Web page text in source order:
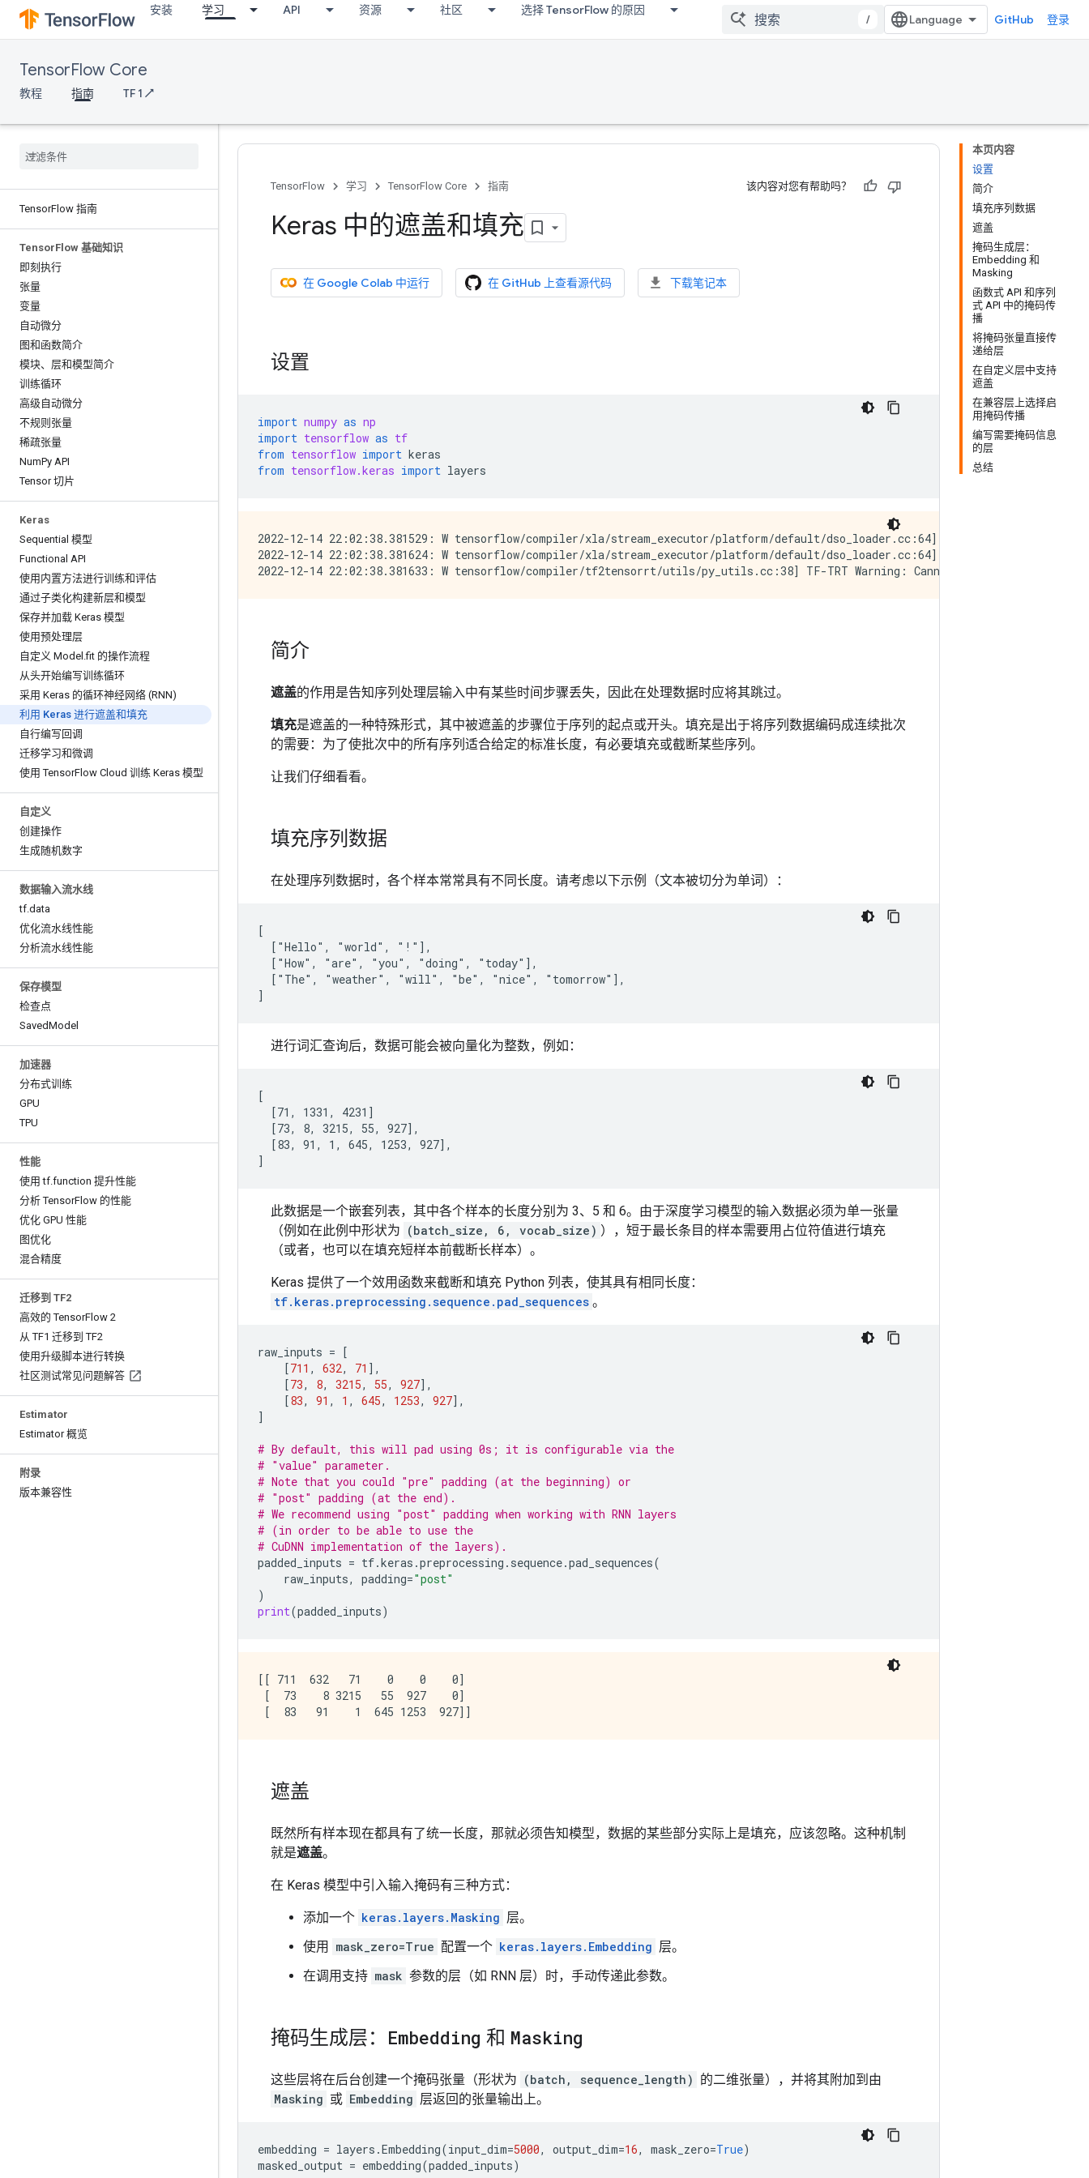
安装 学习 API 资源 社区 选择 TensorFlow 的原因
/ GitHub 登录
TensorFlow Core
教程 指南 TF 1 ↗
TensorFlow 指南
TensorFlow 基础知识
即刻执行
张量
变量
自动微分
图和函数简介
模块、层和模型简介
训练循环
高级自动微分
不规则张量
稀疏张量
NumPy API
Tensor 切片
Keras
Sequential 模型
Functional API
使用内置方法进行训练和评估
通过子类化构建新层和模型
保存并加载 Keras 模型
使用预处理层
自定义 Model .fit 的操作流程
从头开始编写训练循环
采用 Keras 的循环神经网络 (RNN)
利用 Keras 进行遮盖和填充
自行编写回调
迁移学习和微调
使用 TensorFlow Cloud 训练 Keras 模型
自定义
创建操作
生成随机数字
数据输入流水线
tf.data
优化流水线性能
分析流水线性能
保存模型
检查点
SavedModel
加速器
分布式训练
GPU
TPU
性能
使用 tf.function 提升性能
分析 TensorFlow 的性能
优化 GPU 性能
图优化
混合精度
迁移到 TF2
高效的 TensorFlow 2
从 TF1 迁移到 TF2
使用升级脚本进行转换
社区测试常见问题解答
Estimator
Estimator 概览
附录
版本兼容性
本页内容
设置
简介
填充序列数据
遮盖
掩码生成层：
Embedding 和
Masking
函数式 API 和序列
式 API 中的掩码传
播
将掩码张量直接传
递给层
在自定义层中支持
遮盖
在兼容层上选择启
用掩码传播
编写需要掩码信息
的层
总结
TensorFlow 学习 TensorFlow Core 指南 该内容对您有帮助吗？
Keras 中的遮盖和填充
在 Google Colab 中运行 在 GitHub 上查看源代码 下载笔记本
设置
import numpy as np
import tensorflow as tf
from tensorflow import keras
from tensorflow.keras import layers
2022-12-14 22:02:38.381529: W tensorflow/compiler/xla/stream_executor/platform/default/dso_loader.cc:64] Could not
2022-12-14 22:02:38.381624: W tensorflow/compiler/xla/stream_executor/platform/default/dso_loader.cc:64] Could not
简介
遮盖的作用是告知序列处理层输入中有某些时间步骤丢失，因此在处理数据时应将其跳过。
填充是遮盖的一种特殊形式，其中被遮盖的步骤位于序列的起点或开头。填充是出于将序列数据编码成连续批次
的需要：为了使批次中的所有序列适合给定的标准长度，有必要填充或截断某些序列。
让我们仔细看看。
填充序列数据
在处理序列数据时，各个样本常常具有不同长度。请考虑以下示例（文本被切分为单词）：
[
  ["Hello", "world", "!"],
  ["How", "are", "you", "doing", "today"],
  ["The", "weather", "will", "be", "nice", "tomorrow"],
进行词汇查询后，数据可能会被向量化为整数，例如：
[
  [71, 1331, 4231]
  [73, 8, 3215, 55, 927],
  [83, 91, 1, 645, 1253, 927],
此数据是一个嵌套列表，其中各个样本的长度分别为 3、5 和 6。由于深度学习模型的输入数据必须为单一张量
（例如在此例中形状为 (batch_size, 6, vocab_size) ），短于最长条目的样本需要用占位符值进行填充
（或者，也可以在填充短样本前截断长样本）。
Keras 提供了一个效用函数来截断和填充 Python 列表，使其具有相同长度：
tf.keras.preprocessing.sequence.pad_sequences 。
raw_inputs = [
[711 , 632, 71 ],
[73, 8, 3215, 55, 927],
[83, 91 , 1 , 645, 1253, 927],
]
# By default, this will pad using 0s; it is configurable via the
# "value" parameter.
# Note that you could "pre" padding (at the beginning) or
# "post" padding (at the end).
# We recommend using "post" padding when working with RNN layers
# (in order to be able to use the
# CuDNN implementation of the layers).
padded_inputs = tf.keras .preprocessing . sequence.pad_sequences(
raw_inputs, padding="post"
)
print(padded_inputs)
[[ 711  632   71    0    0    0]
[  73    8 3215   55  927    0]
遮盖
既然所有样本现在都具有了统一长度，那就必须告知模型，数据的某些部分实际上是填充，应该忽略。这种机制
就是遮盖。
在 Keras 模型中引入输入掩码有三种方式：
添加一个 keras.layers.Masking 层。
使用
mask_zero=True 配置一个 keras.layers.Embedding 层。
在调用支持 mask 参数的层（如 RNN 层）时，手动传递此参数。
掩码生成层： Embedding 和 Masking
这些层将在后台创建一个掩码张量（形状为 (batch, sequence_length) 的二维张量），并将其附加到由
Masking 或 Embedding 层返回的张量输出上。
embedding = layers .Embedding(input_dim=5000, output_dim=16, mask_zero=True)
masked_output = embedding(padded_inputs)